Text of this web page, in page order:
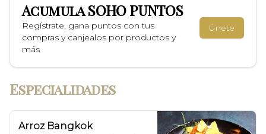
AcumulaSOHO PUNTOS
Regístrate, gana puntos con tus
compras y canjealos por productos y
más
Únete
Especialidades
Arroz Bangkok